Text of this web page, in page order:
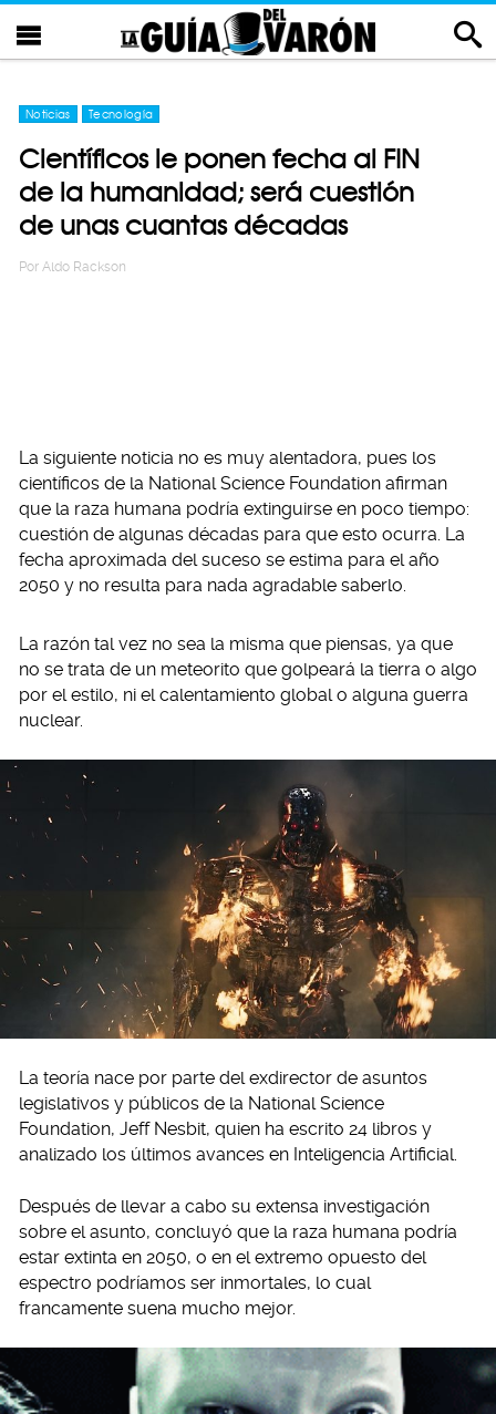
Noticias Tecnología
Científicos le ponen fecha al FIN
de la humanidad; será cuestión
de unas cuantas décadas
Por Aldo Rackson
La siguiente noticia no es muy alentadora, pues los
científicos de la National Science Foundation afirman
que la raza humana podría extinguirse en poco tiempo:
cuestión de algunas décadas para que esto ocurra. La
fecha aproximada del suceso se estima para el año
2050 y no resulta para nada agradable saberlo.
La razón tal vez no sea la misma que piensas, ya que
no se trata de un meteorito que golpeará la tierra o algo
por el estilo, ni el calentamiento global o alguna guerra
nuclear.
La teoría nace por parte del exdirector de asuntos
legislativos y públicos de la National Science
Foundation, Jeff Nesbit, quien ha escrito 24 libros y
analizado los últimos avances en Inteligencia Artificial.
Después de llevar a cabo su extensa investigación
sobre el asunto, concluyó que la raza humana podría
estar extinta en 2050, o en el extremo opuesto del
espectro podríamos ser inmortales, lo cual
francamente suena mucho mejor.